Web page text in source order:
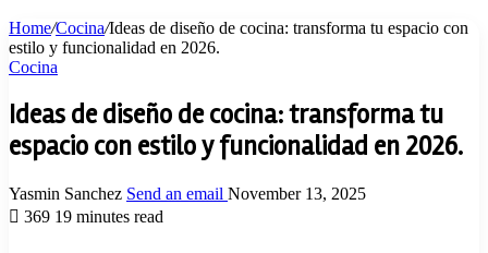
Home/Cocina/Ideas de diseño de cocina: transforma tu espacio con
estilo y funcionalidad en 2026.
Cocina
Ideas de diseño de cocina: transforma tu
espacio con estilo y funcionalidad en 2026.
Yasmin Sanchez Send an email November 13, 2025
369 19 minutes read